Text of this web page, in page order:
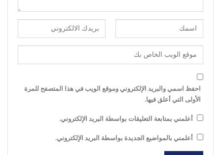
احفظ اسمي والبريد الإلكتروني وموقع الويب في هذا المتصفح للمرة
الأولى التي أعلق فيها.
أعلمني بمتابعة التعليقات بواسطة البريد الإلكتروني.
أعلمني بالمواضيع الجديدة بواسطة البريد الإلكتروني.